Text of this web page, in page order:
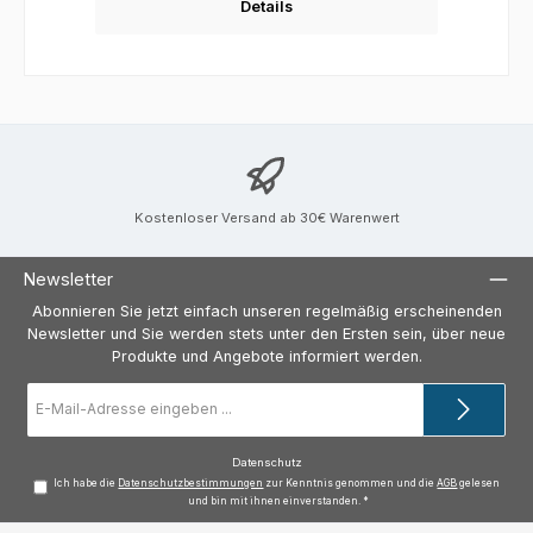
Details
Kostenloser Versand ab 30€ Warenwert
Newsletter
Abonnieren Sie jetzt einfach unseren regelmäßig erscheinenden
Newsletter und Sie werden stets unter den Ersten sein, über neue
Produkte und Angebote informiert werden.
Mail-
Datenschutz
Ich habe die Datenschutzbestimmungen zur Kenntnis genommen und dieAGB gelesen
und bin mit ihnen einverstanden. *